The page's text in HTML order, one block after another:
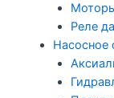
Реле
Насосное